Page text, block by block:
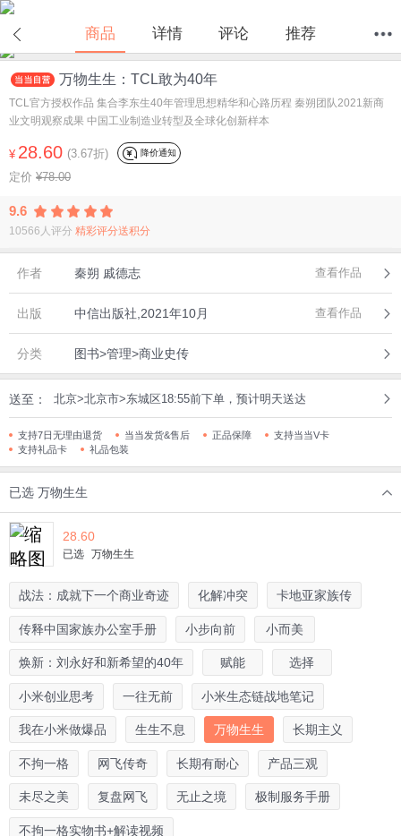
商品 详情 评论 推荐
首页 分类 值得买
万物生生：TCL敢为40年
TCL官方授权作品 集合李东生40年管理思想精华和心路历程 秦朔团队2021新商
业文明观察成果 中国工业制造业转型及全球化创新样本
¥ 28.60 (3.67折) 降价通知
定价 ¥78.00
9.6
10566人评分 精彩评分送积分
作者 秦朔 戚德志 查看作品
出版 中信出版社,2021年10月 查看作品
分类 图书>管理>商业史传
送至： 北京>北京市>东城区18:55前下单，预计明天送达
支持7日无理由退货 当当发货&售后 正品保障
支持当当V卡
支持礼品卡
礼品包装
已选 万物生生
28.60
已选 万物生生
战法：成就下一个商业奇迹 化解冲突 卡地亚家族传
传释中国家族办公室手册 小步向前 小而美
焕新：刘永好和新希望的40年 赋能 选择
小米创业思考 一往无前 小米生态链战地笔记
我在小米做爆品 生生不息 万物生生 长期主义
不拘一格 网飞传奇 长期有耐心 产品三观
未尽之美 复盘网飞 无止之境 极制服务手册
不拘一格实物书+解读视频